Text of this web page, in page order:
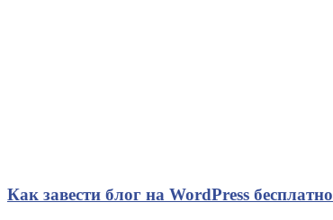
Как завести блог на WordPress бесплатно